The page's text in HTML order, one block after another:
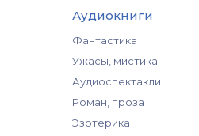
Аудиокниги
Фантастика
Ужасы, мистика
Аудиоспектакли
Роман, проза
Эзотерика